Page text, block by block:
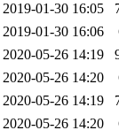
2019-01-30 16:05
2019-01-30 16:06
2020-05-26 14:19
2020-05-26 14:20
2020-05-26 14:19
2020-05-26 14:20